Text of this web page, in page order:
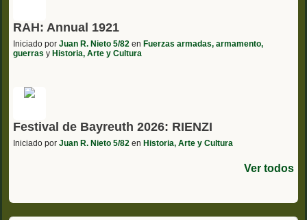
RAH: Annual 1921
Iniciado por Juan R. Nieto 5/82 en Fuerzas armadas, armamento,
guerras y Historia, Arte y Cultura
Festival de Bayreuth 2026: RIENZI
Iniciado por Juan R. Nieto 5/82 en Historia, Arte y Cultura
Ver todos